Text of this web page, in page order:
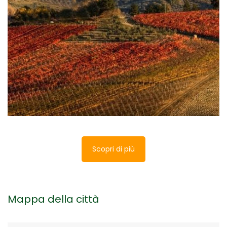
E’ conosciuta soprattutto per il vino, ma questa
cittadina riserva molto di più al visitatore. Scopri
cosa vedere a Montefalco in un giorno con la
miniguida che ti consiglia cosa vedere, cosa fare e
cosa mangiare a Montefalco.
Scopri di più
Mappa della città